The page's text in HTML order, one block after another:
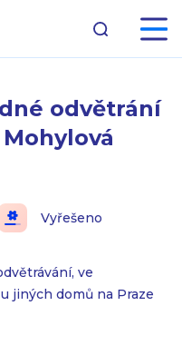
odvětrání
Vyřešeno
ve
jiných domů na Praze